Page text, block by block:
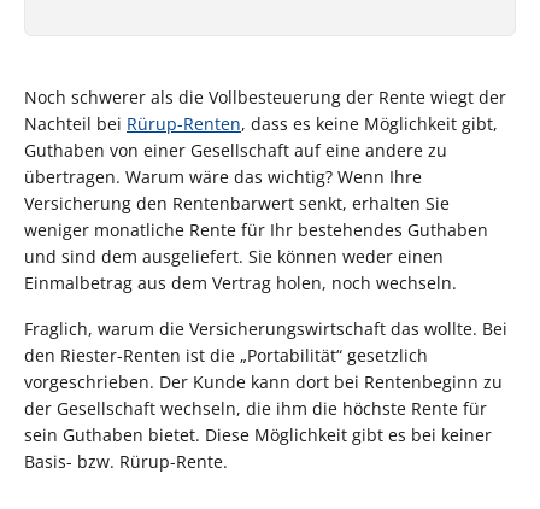
Noch schwerer als die Vollbesteuerung der Rente wiegt der
Nachteil bei Rürup-Renten, dass es keine Möglichkeit gibt,
Guthaben von einer Gesellschaft auf eine andere zu
übertragen. Warum wäre das wichtig? Wenn Ihre
Versicherung den Rentenbarwert senkt, erhalten Sie
weniger monatliche Rente für Ihr bestehendes Guthaben
und sind dem ausgeliefert. Sie können weder einen
Einmalbetrag aus dem Vertrag holen, noch wechseln.
Fraglich, warum die Versicherungswirtschaft das wollte. Bei
den Riester-Renten ist die „Portabilität“ gesetzlich
vorgeschrieben. Der Kunde kann dort bei Rentenbeginn zu
der Gesellschaft wechseln, die ihm die höchste Rente für
sein Guthaben bietet. Diese Möglichkeit gibt es bei keiner
Basis- bzw. Rürup-Rente.